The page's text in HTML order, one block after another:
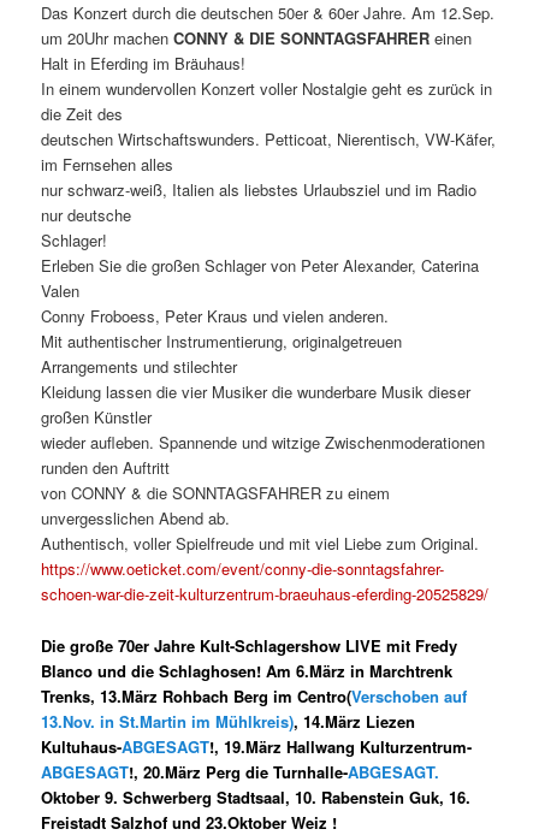
Das Konzert durch die deutschen 50er & 60er Jahre. Am 12.Sep.
um 20Uhr machenCONNY & DIE SONNTAGSFAHRER einen
Halt in Eferding im Bräuhaus!
In einem wundervollen Konzert voller Nostalgie geht es zurück in
die Zeit des
deutschen Wirtschaftswunders. Petticoat, Nierentisch, VW-Käfer,
im Fernsehen alles
nur schwarz-weiß, Italien als liebstes Urlaubsziel und im Radio
nur deutsche
Schlager!
Erleben Sie die großen Schlager von Peter Alexander, Caterina
Valen
Conny Froboess, Peter Kraus und vielen anderen.
Mit authentischer Instrumentierung, originalgetreuen
Arrangements und stilechter
Kleidung lassen die vier Musiker die wunderbare Musik dieser
großen Künstler
wieder aufleben. Spannende und witzige Zwischenmoderationen
runden den Auftritt
von CONNY & die SONNTAGSFAHRER zu einem
unvergesslichen Abend ab.
Authentisch, voller Spielfreude und mit viel Liebe zum Original.
https://www.oeticket.com/event/conny-die-sonntagsfahrer-
schoen-war-die-zeit-kulturzentrum-braeuhaus-eferding-20525829/
Die große 70er Jahre Kult-Schlagershow LIVEmit Fredy
Blanco und die Schlaghosen! Am 6.März in Marchtrenk
Trenks, 13.März Rohbach Berg im Centro(Verschoben auf
13.Nov. in St.Martin im Mühlkreis), 14.März Liezen
Kultuhaus-ABGESAGT!, 19.März Hallwang Kulturzentrum-
ABGESAGT!, 20.März Perg die Turnhalle-ABGESAGT.
Oktober 9. Schwerberg Stadtsaal, 10. Rabenstein Guk, 16.
Freistadt Salzhof und 23.Oktober Weiz !